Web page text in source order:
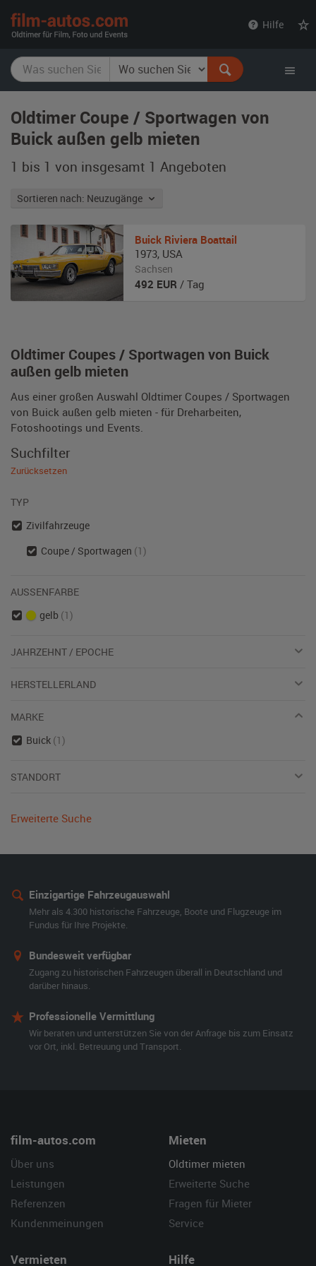
Hilfe
Oldtimer Coupe / Sportwagen von
Buick außen gelb mieten
1 bis 1 von insgesamt 1 Angeboten
Sortieren nach: Neuzugänge
Oldtimer Coupes / Sportwagen von Buick
außen gelb mieten
Aus einer großen Auswahl Oldtimer Coupes / Sportwagen
von Buick außen gelb mieten - für Dreharbeiten,
Fotoshootings und Events.
Buick Riviera Boattail
1973, USA
Sachsen
492 EUR / Tag
Suchfilter
Zurücksetzen
TYP
Zivilfahrzeuge
Coupe / Sportwagen (1)
AUSSENFARBE
gelb (1)
JAHRZEHNT / EPOCHE
HERSTELLERLAND
MARKE
Buick (1)
STANDORT
Erweiterte Suche
Einzigartige Fahrzeugauswahl
Mehr als 4.300 historische Fahrzeuge, Boote und Flugzeuge im
Fundus für Ihre Projekte.
Bundesweit verfügbar
Zugang zu historischen Fahrzeugen überall in Deutschland und
darüber hinaus.
Professionelle Vermittlung
Wir beraten und unterstützen Sie von der Anfrage bis zum Einsatz
vor Ort, inkl. Betreuung und Transport.
film-autos.com
Über uns
Leistungen
Referenzen
Kundenmeinungen
Mieten
Oldtimer mieten
Erweiterte Suche
Fragen für Mieter
Service
Vermieten Hilfe